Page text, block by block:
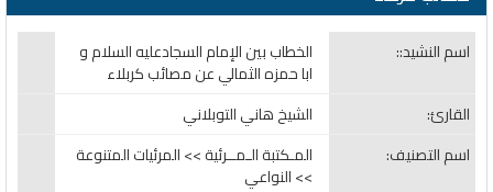
اسم النشيد:: الخطاب بين الإمام السجادعليه السلام و
ابا حمزه الثمالي عن مصائب كربلاء
القارئ:
الشيخ هاني التوبلاني
اسم التصنيف:
المـكتبة الـمــرئية >> المرئيات المتنوعة
>> النواعي